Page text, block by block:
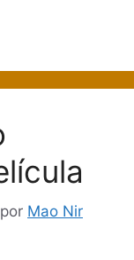
por Mao Nir